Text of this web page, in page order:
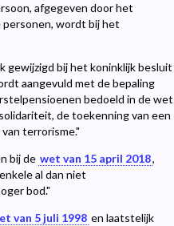
afgegeven door het
wordt bij het
gewijzigd bij het koninklijk besluit
aangevuld met de bepaling
bedoeld in de wet
de toekenning van een
terrorisme."
bij de wet van 15 april 2018,
al dan niet
bod."
van 5 juli 1998 en laatstelijk